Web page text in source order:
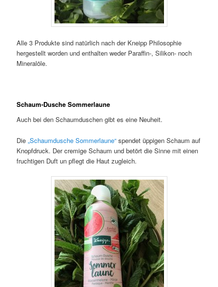
Alle 3 Produkte sind natürlich nach der Kneipp Philosophie
hergestellt worden und enthalten weder Paraffin-, Silikon- noch
Mineralöle.
Schaum-Dusche Sommerlaune
Auch bei den Schaumduschen gibt es eine Neuheit.
Die„Schaumdusche Sommerlaune“ spendet üppigen Schaum auf
Knopfdruck. Der cremige Schaum und betört die Sinne mit einen
fruchtigen Duft un pflegt die Haut zugleich.